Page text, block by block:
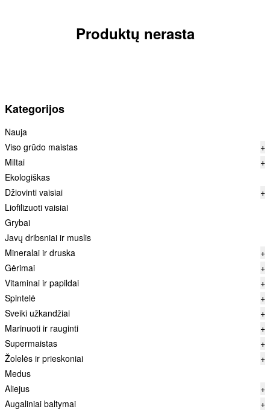
Kategorijos
Nauja
Viso grūdo maistas
+
Miltai
+
Ekologiškas
Džiovinti vaisiai
+
Liofilizuoti vaisiai
Grybai
Javų dribsniai ir muslis
Mineralai ir druska
+
Gėrimai
+
Vitaminai ir papildai
+
Spintelė
+
Sveiki užkandžiai
+
Marinuoti ir rauginti
+
Supermaistas
+
Žolelės ir prieskoniai
+
Medus
Aliejus
+
Augaliniai baltymai
+
Produktų nerasta